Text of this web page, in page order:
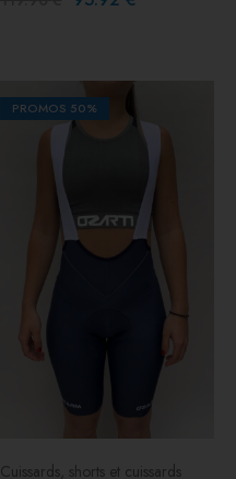
PROMOS 50%
Cuissards, shorts et cuissards